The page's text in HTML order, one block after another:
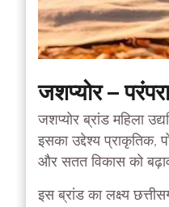
जशप्योर –
जशप्योर ब्रांड महिला
इसका उद्देश्य प्राकृतिक,
और सतत विकास को
इस ब्रांड का लक्ष्य